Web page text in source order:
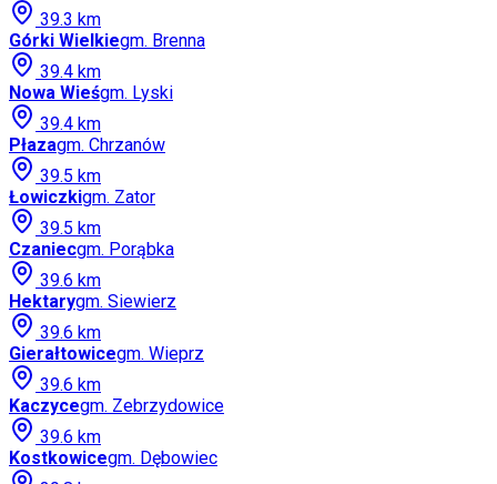
39.3 km
Górki Wielkiegm. Brenna
39.4 km
Nowa Wieśgm. Lyski
39.4 km
Płazagm. Chrzanów
39.5 km
Łowiczkigm. Zator
39.5 km
Czaniecgm. Porąbka
39.6 km
Hektarygm. Siewierz
39.6 km
Gierałtowicegm. Wieprz
39.6 km
Kaczycegm. Zebrzydowice
39.6 km
Kostkowicegm. Dębowiec